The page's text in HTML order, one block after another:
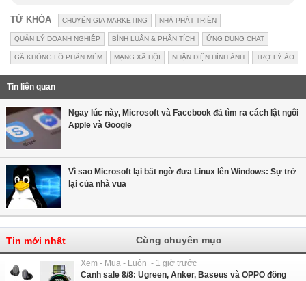
TỪ KHÓA CHUYÊN GIA MARKETING NHÀ PHÁT TRIỂN
QUẢN LÝ DOANH NGHIỆP BÌNH LUẬN & PHÂN TÍCH ỨNG DỤNG CHAT
GÃ KHỔNG LỒ PHẦN MỀM MẠNG XÃ HỘI NHẬN DIỆN HÌNH ẢNH TRỢ LÝ ẢO
Tin liên quan
Ngay lúc này, Microsoft và Facebook đã tìm ra cách lật ngôi
Apple và Google
Vì sao Microsoft lại bất ngờ đưa Linux lên Windows: Sự trở
lại của nhà vua
Tin mới nhất Cùng chuyên mục
Xem - Mua - Luôn - 1 giờ trước
Canh sale 8/8: Ugreen, Anker, Baseus và OPPO đồng